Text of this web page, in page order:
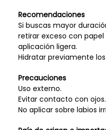
Recomendaciones
Si buscas mayor
retirar exceso con
aplicación ligera.
Hidratar previamente
Precauciones
Uso externo.
Evitar contacto con ojos.
No aplicar sobre labios